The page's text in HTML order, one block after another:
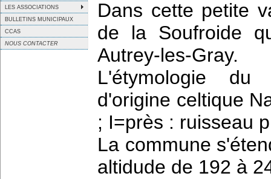
LES ASSOCIATIONS
BULLETINS MUNICIPAUX
CCAS
NOUS CONTACTER
Dans cette petite
de la Soufroide
Autrey-les-Gray.
L'étymologie
d'origine celtique
; I=près : ruisseau
La commune
altidude de 192 à